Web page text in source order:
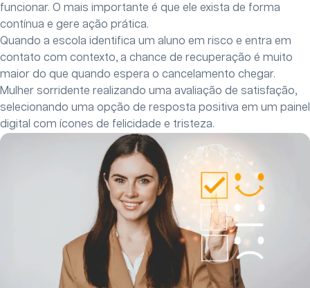
funcionar. O mais importante é que ele exista de forma
contínua e gere ação prática.
Quando a escola identifica um aluno em risco e entra em
contato com contexto, a chance de recuperação é muito
maior do que quando espera o cancelamento chegar.
Mulher sorridente realizando uma avaliação de satisfação,
selecionando uma opção de resposta positiva em um painel
digital com ícones de felicidade e tristeza.